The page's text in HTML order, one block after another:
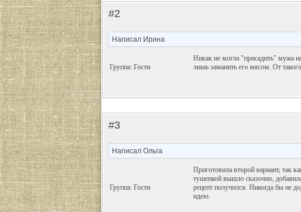
#2
Написал Ирина
Группа: Гости
Никак не могла "присадить" мужа
лишь заманить его мясом. От
#3
Написал Ольга
Группа: Гости
Приготовила второй вариант, так
тушенкой вышло сказочно,
рецепт получился. Никогда бы не
идею.